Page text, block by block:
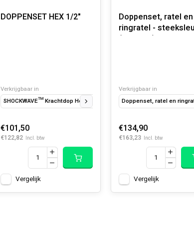
DOPPENSET HEX 1/2"
Verkrijgbaar in
SHOCKWAVE™ Krachtdop Hex 1/2" kort set - 13 stuks
€101,50
€122,82 Incl. btw
Vergelijk
Doppenset, ratel en
ringratel -
(42-delig)
Verkrijgbaar in
Doppenset, ratel en
€134,90
€163,23 Incl. btw
Vergelijk